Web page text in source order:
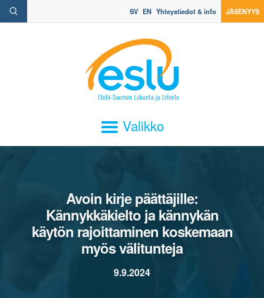
SV EN Yhteystiedot & info JÄSENYYS
Valikko
Avoin kirje päättäjille:
Kännykkäkielto ja kännykän
käytön rajoittaminen koskemaan
myös välitunteja
9.9.2024